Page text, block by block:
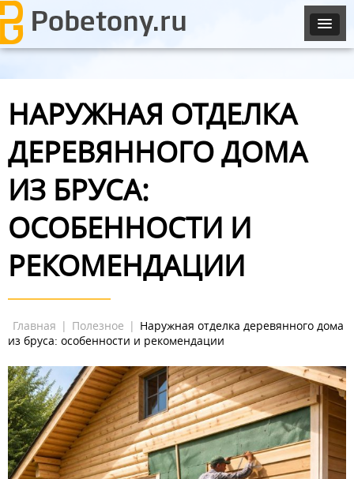
НАРУЖНАЯ ОТДЕЛКА
ДЕРЕВЯННОГО ДОМА
ИЗ БРУСА:
ОСОБЕННОСТИ И
РЕКОМЕНДАЦИИ
Главная | Полезное | Наружная отделка деревянного дома
из бруса: особенности и рекомендации